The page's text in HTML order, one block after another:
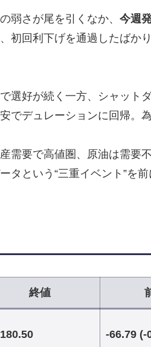
弱さが尾を引くなか、 今週
初回利下げを通過したばか
選好が続く一方、シャット
でデュレーションに回帰。
需要で高値圏、原油は需要
タという“三重イベント”を
終値
-66.79 (-